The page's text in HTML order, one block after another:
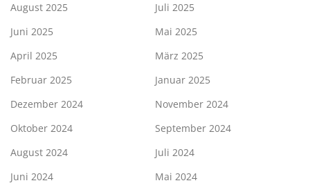
August 2025
Juli 2025
Juni 2025
Mai 2025
April 2025
März 2025
Februar 2025
Januar 2025
Dezember 2024
November 2024
Oktober 2024
September 2024
August 2024
Juli 2024
Juni 2024
Mai 2024